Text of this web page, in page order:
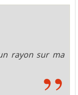
rayon sur ma